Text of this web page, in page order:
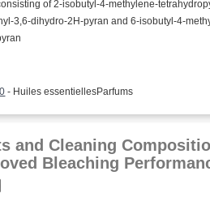
of 2-isobutyl-4-methylene-
3,6-dihydro-2H-pyran and 6-isobutyl-4-
- Huiles essentiellesParfums
and Cleaning
Bleaching